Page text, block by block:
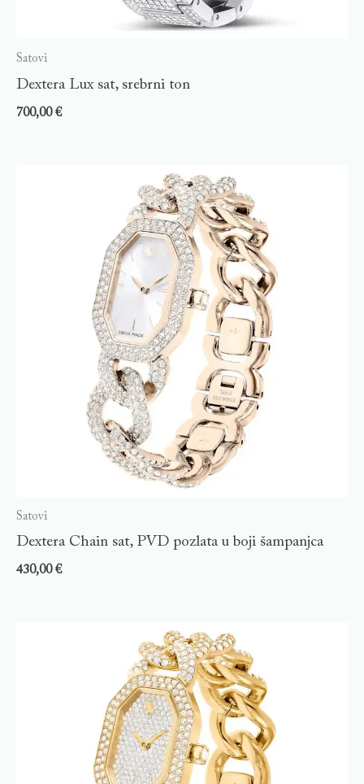
Satovi
Dextera Lux sat, srebrni ton
700,00€
Satovi
Dextera Chain sat, PVD pozlata u boji šampanjca
430,00€